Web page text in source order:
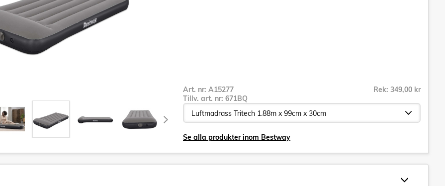
Art. nr: A15277
Tillv. art. nr: 671BQ
Rek: 349,00 kr
Se alla produkter inom Bestway